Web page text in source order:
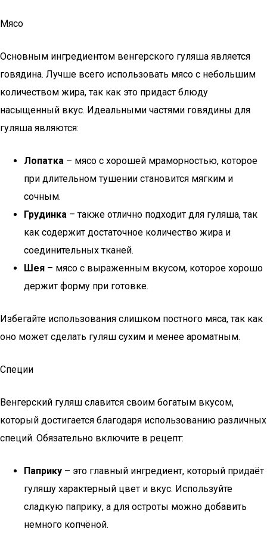
Мясо
Основным ингредиентом венгерского гуляша является
говядина. Лучше всего использовать мясо с небольшим
количеством жира, так как это придаст блюду
насыщенный вкус. Идеальными частями говядины для
гуляша являются:
Лопатка – мясо с хорошей мраморностью, которое
при длительном тушении становится мягким и
сочным.
Грудинка – также отлично подходит для гуляша, так
как содержит достаточное количество жира и
соединительных тканей.
Шея – мясо с выраженным вкусом, которое хорошо
держит форму при готовке.
Избегайте использования слишком постного мяса, так как
оно может сделать гуляш сухим и менее ароматным.
Специи
Венгерский гуляш славится своим богатым вкусом,
который достигается благодаря использованию различных
специй. Обязательно включите в рецепт:
Паприку – это главный ингредиент, который придаёт
гуляшу характерный цвет и вкус. Используйте
сладкую паприку, а для остроты можно добавить
немного копчёной.